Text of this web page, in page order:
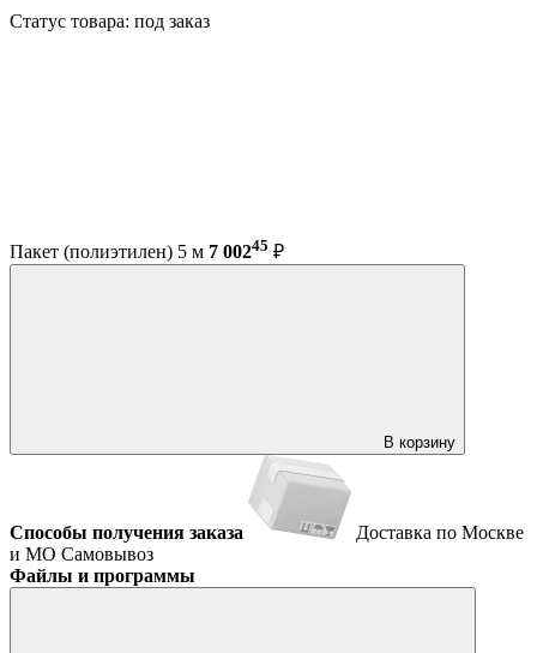
Статус товара: под заказ
Пакет (полиэтилен) 5 м 7 00245 ₽
В корзину
Способы получения заказа
Доставка по Москве
и МО Самовывоз
Файлы и программы